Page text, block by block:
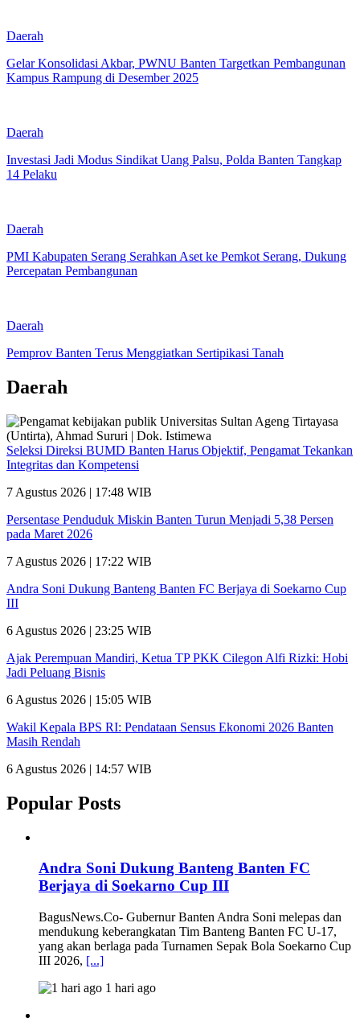
Daerah
Gelar Konsolidasi Akbar, PWNU Banten Targetkan Pembangunan
Kampus Rampung di Desember 2025
Daerah
Investasi Jadi Modus Sindikat Uang Palsu, Polda Banten Tangkap
14 Pelaku
Daerah
PMI Kabupaten Serang Serahkan Aset ke Pemkot Serang, Dukung
Percepatan Pembangunan
Daerah
Pemprov Banten Terus Menggiatkan Sertipikasi Tanah
Daerah
Seleksi Direksi BUMD Banten Harus Objektif, Pengamat Tekankan
Integritas dan Kompetensi
7 Agustus 2026 | 17:48 WIB
Persentase Penduduk Miskin Banten Turun Menjadi 5,38 Persen
pada Maret 2026
7 Agustus 2026 | 17:22 WIB
Andra Soni Dukung Banteng Banten FC Berjaya di Soekarno Cup
III
6 Agustus 2026 | 23:25 WIB
Ajak Perempuan Mandiri, Ketua TP PKK Cilegon Alfi Rizki: Hobi
Jadi Peluang Bisnis
6 Agustus 2026 | 15:05 WIB
Wakil Kepala BPS RI: Pendataan Sensus Ekonomi 2026 Banten
Masih Rendah
6 Agustus 2026 | 14:57 WIB
Popular Posts
Andra Soni Dukung Banteng Banten FC
Berjaya di Soekarno Cup III
BagusNews.Co- Gubernur Banten Andra Soni melepas dan
mendukung keberangkatan Tim Banteng Banten FC U-17,
yang akan berlaga pada Turnamen Sepak Bola Soekarno Cup
III 2026, [...]
1 hari ago